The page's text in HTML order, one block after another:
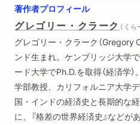
第9章 近代的な人間の登場
第Ⅱ部 産業革命
第10章 近代的な経済成長――
第11章 産業革命の謎
第12章 英国の産業革命
第13章 産業革命はなぜ中国や
起きたのか
著作者プロフィール
グレゴリー・クラーク （ く
グレゴリー・クラーク（Gregory
ンド生まれ。ケンブリッジ大学
ード大学でPh.D.を取得（経済学
学部教授、カリフォルニア大学
国・インドの経済史と長期的な
に、『格差の世界経済史』などがあ